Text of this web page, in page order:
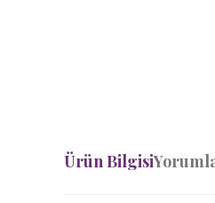
Ürün Bilgisi